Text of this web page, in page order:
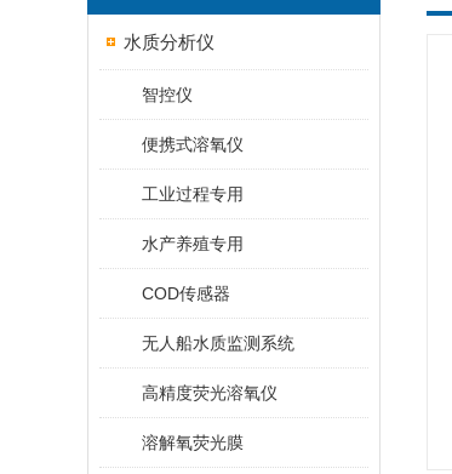
水质分析仪
智控仪
便携式溶氧仪
工业过程专用
水产养殖专用
COD传感器
无人船水质监测系统
高精度荧光溶氧仪
溶解氧荧光膜